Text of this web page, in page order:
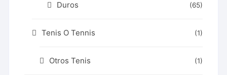
Duros (65)
Tenis O Tennis (1)
Otros Tenis (1)